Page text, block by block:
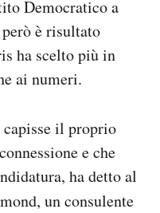
Democratico a
è risultato
ha scelto più in
ai numeri.
il proprio
e che
ha detto al
un consulente